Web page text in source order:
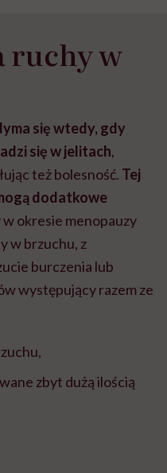
ruchy w
sięwtedy, gdy
się w jelitach,
też bolesność. Tej
dodatkowe
okresie menopauzy
w brzuchu, z
burczenia lub
występujący razem ze
zbyt dużą ilością